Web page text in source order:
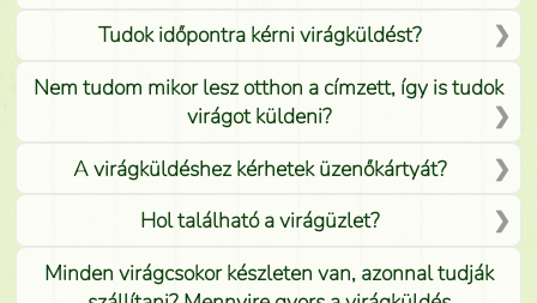
Tudok időpontra kérni virágküldést?
Nem tudom mikor lesz otthon a címzett, így is tudok
virágot küldeni?
A virágküldéshez kérhetek üzenőkártyát?
Hol található a virágüzlet?
Minden virágcsokor készleten van, azonnal tudják